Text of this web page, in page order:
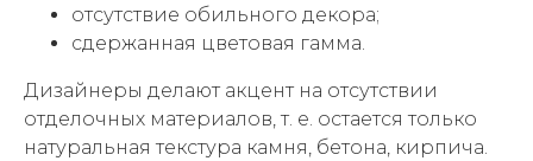
отсутствие обильного декора;
сдержанная цветовая гамма.
Дизайнеры делают акцент на отсутствии
отделочных материалов, т. е. остается только
натуральная текстура камня, бетона, кирпича.